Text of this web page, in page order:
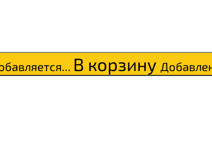
В корзину